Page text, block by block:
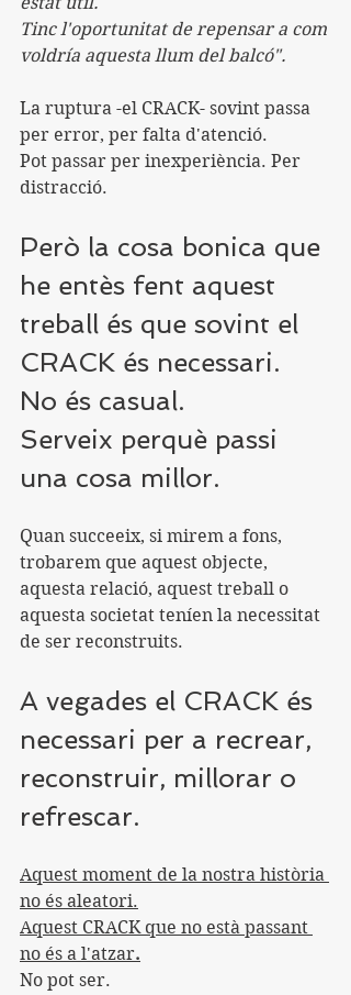
Tinc l'oportunitat de repensar a com
voldría aquesta llum del balcó".
La ruptura -el CRACK- sovint passa
per error, per falta d'atenció.
Pot passar per inexperiència. Per
distracció.
Però la cosa bonica que
he entès fent aquest
treball és que sovint el
CRACK és necessari.
No és casual.
Serveix perquè passi
una cosa millor.
Quan succeeix, si mirem a fons,
trobarem que aquest objecte,
aquesta relació, aquest treball o
aquesta societat teníen la necessitat
de ser reconstruits.
A vegades el CRACK és
necessari per a recrear,
reconstruir, millorar o
refrescar.
Aquest moment de la nostra història
no és aleatori.
Aquest CRACK que no està passant
no és a l'atzar.
No pot ser.